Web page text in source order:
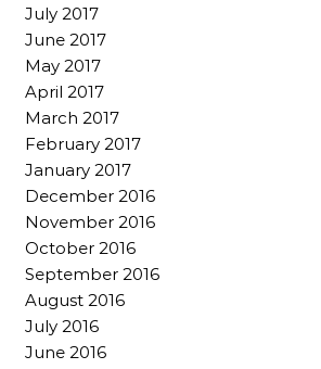
July 2017
June 2017
May 2017
April 2017
March 2017
February 2017
January 2017
December 2016
November 2016
October 2016
September 2016
August 2016
July 2016
June 2016